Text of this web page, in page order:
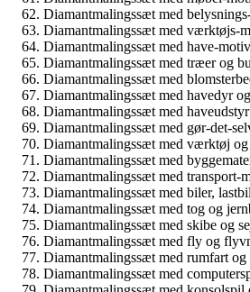
Diamantmalingssæt med
Diamantmalingssæt med værktøjs-
Diamantmalingssæt med have-
Diamantmalingssæt med træer og
Diamantmalingssæt med
Diamantmalingssæt med havedyr
Diamantmalingssæt med
Diamantmalingssæt med gør-det-
Diamantmalingssæt med værktøj og
Diamantmalingssæt med
Diamantmalingssæt med transport-
Diamantmalingssæt med biler,
Diamantmalingssæt med tog og
Diamantmalingssæt med skibe og
Diamantmalingssæt med fly og
Diamantmalingssæt med rumfart og
Diamantmalingssæt med